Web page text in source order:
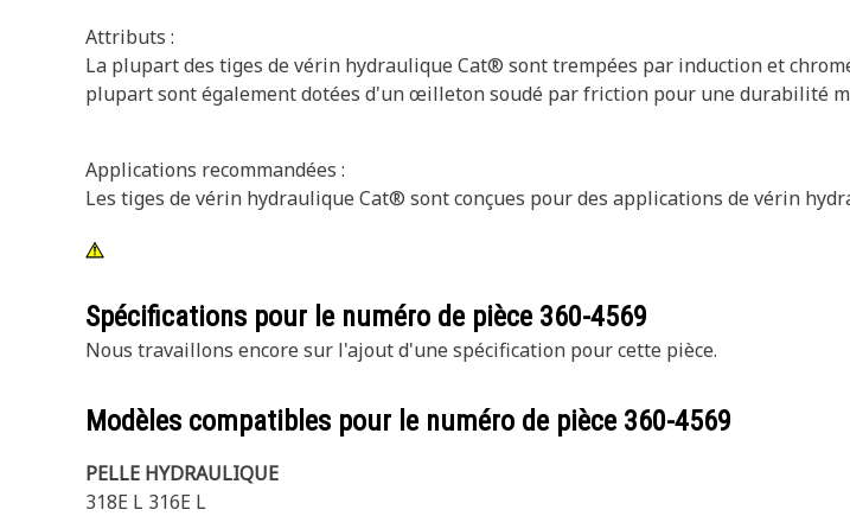
Attributs :
La plupart des tiges de vérin hydraulique Cat® sont trempées par induction et
plupart sont également dotées d'un œilleton soudé par friction pour une durabilité
Applications recommandées :
Les tiges de vérin hydraulique Cat® sont conçues pour des applications de vérin
Spécifications pour le numéro de pièce 360-4569
Nous travaillons encore sur l'ajout d'une spécification pour cette pièce.
Modèles compatibles pour le numéro de pièce 360-4569
PELLE HYDRAULIQUE
318E L 316E L